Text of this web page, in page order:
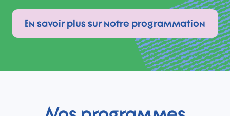
En savoir plus sur notre programmation